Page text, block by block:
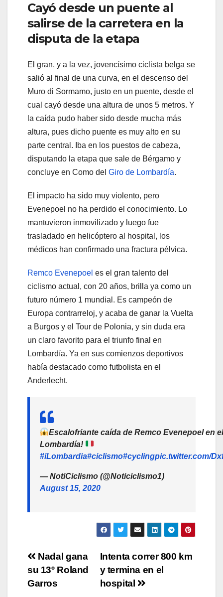
Cayó desde un puente al
salirse de la carretera en la
disputa de la etapa
El gran, y a la vez, jovencísimo ciclista belga se
salió al final de una curva, en el descenso del
Muro di Sormamo, justo en un puente, desde el
cual cayó desde una altura de unos 5 metros. Y
la caída pudo haber sido desde mucha más
altura, pues dicho puente es muy alto en su
parte central. Iba en los puestos de cabeza,
disputando la etapa que sale de Bérgamo y
concluye en Como del Giro de Lombardía.
El impacto ha sido muy violento, pero
Evenepoel no ha perdido el conocimiento. Lo
mantuvieron inmovilizado y luego fue
trasladado en helicóptero al hospital, los
médicos han confirmado una fractura pélvica.
Remco Evenepoel es el gran talento del
ciclismo actual, con 20 años, brilla ya como un
futuro número 1 mundial. Es campeón de
Europa contrarreloj, y acaba de ganar la Vuelta
a Burgos y el Tour de Polonia, y sin duda era
un claro favorito para el triunfo final en
Lombardía. Ya en sus comienzos deportivos
había destacado como futbolista en el
Anderlecht.
Escalofriante caída de Remco Evenepoel en
Lombardía!
#iLombardia#ciclismo#cyclingpic.twitter.com/
— NotiCiclismo (@Noticiclismo1)
August 15, 2020
Navegación
de
Intenta correr 800 km
y termina en el
hospital
Nadal gana
su 13º Roland
Garros